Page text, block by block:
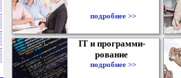
подробнее >>
IT и программи-
рование
подробнее >>